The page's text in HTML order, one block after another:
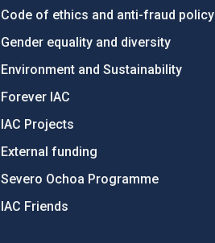
Code of ethics and anti-fraud policy
Gender equality and diversity
Environment and Sustainability
Forever IAC
IAC Projects
External funding
Severo Ochoa Programme
IAC Friends